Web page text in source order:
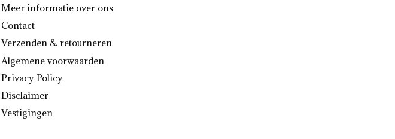
Meer informatie over ons
Contact
Verzenden & retourneren
Algemene voorwaarden
Privacy Policy
Disclaimer
Vestigingen